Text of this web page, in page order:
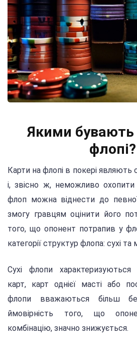
Якими бувають
флопі?
Карти на флопі в покері являють
і, звісно ж, неможливо
флоп можна віднести до
змогу гравцям оцінити його
того, що опонент потрапив у
категорії структур флопа: сухі та
Сухі флопи характеризуються
карт, карт однієї масті або
флопи вважаються більш
ймовірність того, що
комбінацію, значно знижується.